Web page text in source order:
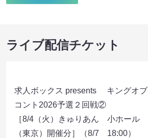
ライブ配信チケット
求人ボックス presents キングオブ
コント2026予選２回戦②
［8/4（火）きゅりあん 小ホール
（東京）開催分］（8/7 18:00）